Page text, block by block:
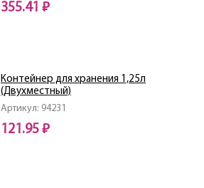
355.41 ₽
Артикул: 94231
Контейнер для хранения 1,25л
(Двухместный)
121.95 ₽